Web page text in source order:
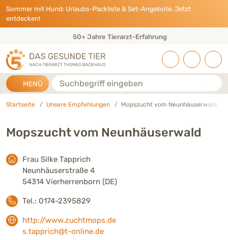
Direkt zu:
INHALT
HAUPTMENÜ
FOOTER
Sommer mit Hund: Urlaubs-Packliste & Set-Angebote. Jetzt
entdecken!
50+ Jahre Tierarzt-Erfahrung
MENÜ Suche
Startseite Unsere Empfehlungen Mopszucht vom Neunhäuserwald
Mopszucht vom Neunhäuserwald
Frau Silke Tapprich
Neunhäuserstraße 4
54314 Vierherrenborn (DE)
Tel.: 0174-2395829
http://www.zuchtmops.de
s.tapprich@t-online.de